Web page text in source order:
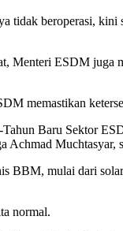
beroperasi, kini
Menteri ESDM juga
memastikan
Baru Sektor
Muchtasyar,
BBM, mulai dari
normal.